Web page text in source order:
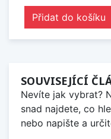
Přidat do košíku
SOUVISEJÍCÍ
Nevíte jak vybrat?
snad najdete, co
nebo napište a